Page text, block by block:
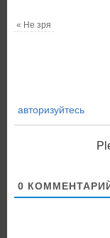
« Не зря
авторизуйтесь
0